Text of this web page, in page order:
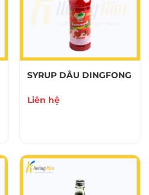
SYRUP DÂU DINGFONG
Liên hệ